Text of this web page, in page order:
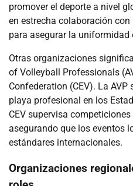
promover el deporte a nivel
en estrecha colaboración
para asegurar la
Otras organizaciones
of Volleyball Professionals
Confederation (CEV). La
playa profesional en los
CEV supervisa
asegurando que los eventos
estándares internacionales.
Organizaciones